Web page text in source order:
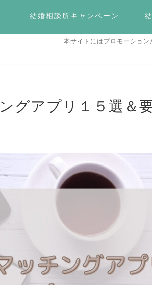
結婚相談所キャンペーン
本サイトにはプロモーション
グアプリ１５選＆